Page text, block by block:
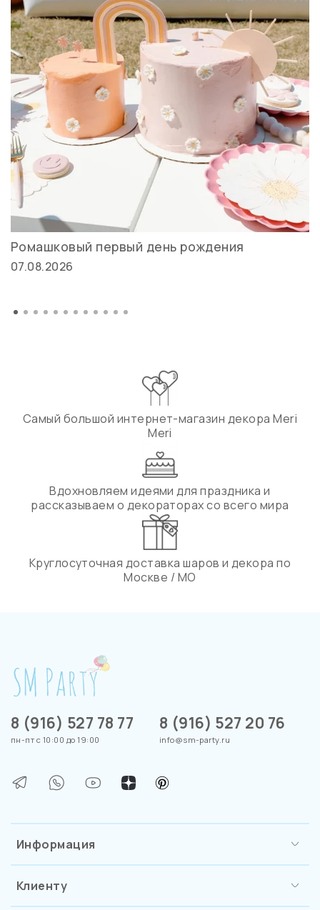
Ромашковый первый день рождения
07.08.2026
Самый большой интернет-магазин декора Meri
Meri
Вдохновляем идеями для праздника и
рассказываем о декораторах со всего мира
Круглосуточная доставка шаров и декора по
Москве / МО
Информация
Клиенту
8 (916) 527 78 77
пн-пт с 10:00 до 19:00
8 (916) 527 20 76
info@sm-party.ru